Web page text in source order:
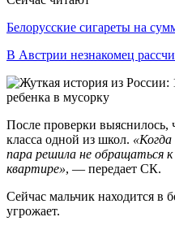
Белорусские сигареты на
В Австрии незнакомец
После проверки
класса одной из школ.
пара решила не обращаться
квартире», — передает СК.
Сейчас мальчик находится в
угрожает.